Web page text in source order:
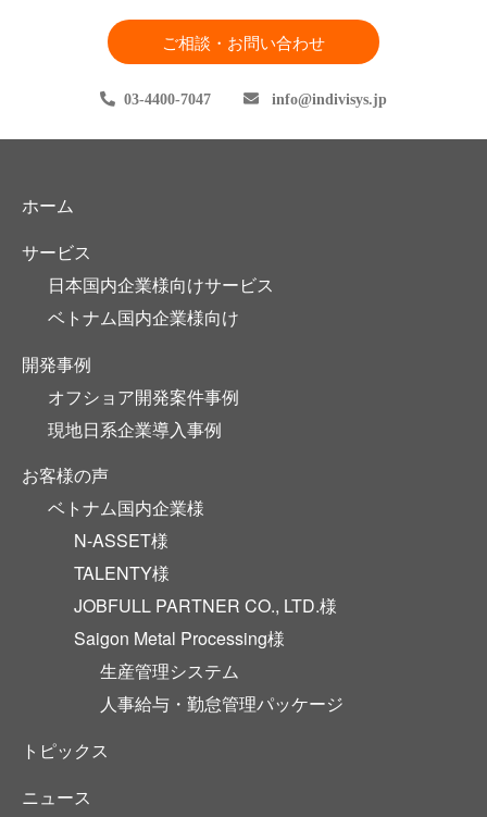
ご相談・お問い合わせ
03-4400-7047 info indivisys.jp
ホーム
サービス
日本国内企業様向けサービス
ベトナム国内企業様向け
開発事例
オフショア開発案件事例
現地日系企業導入事例
お客様の声
ベトナム国内企業様
N-ASSET様
TALENTY様
JOBFULL PARTNER CO., LTD.様
Saigon Metal Processing様
生産管理システム
人事給与・勤怠管理パッケージ
トピックス
ニュース